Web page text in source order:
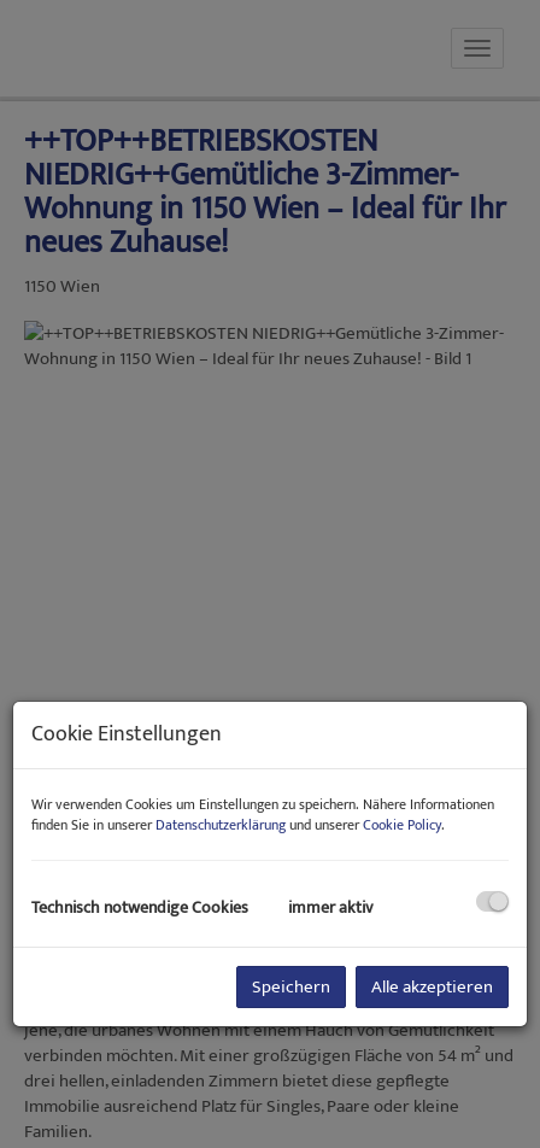
++TOP++BETRIEBSKOSTEN
NIEDRIG++Gemütliche 3-Zimmer-
Wohnung in 1150 Wien – Ideal für Ihr
neues Zuhause!
1150 Wien
Beschreibung
Willkommen in Ihrem neuen Zuhause im Herzen von Wien!
Diese charmante Wohnung im 15. Bezirk ist der ideale Ort für all
jene, die urbanes Wohnen mit einem Hauch von Gemütlichkeit
verbinden möchten. Mit einer großzügigen Fläche von 54 m² und
drei hellen, einladenden Zimmern bietet diese gepflegte
Immobilie ausreichend Platz für Singles, Paare oder kleine
Familien.
Cookie Einstellungen
Wir verwenden Cookies um Einstellungen zu speichern. Nähere Informationen
finden Sie in unsererDatenschutzerklärungund unsererCookie Policy.
Technisch notwendige Cookies immer aktiv
Speichern Alle akzeptieren